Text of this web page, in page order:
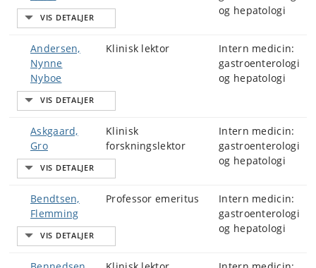
og hepatologi
Andersen,
Nynne
Nyboe
Klinisk lektor
Intern medicin:
gastroenterologi
og hepatologi
Askgaard,
Gro
Klinisk
forskningslektor
Intern medicin:
gastroenterologi
og hepatologi
Bendtsen,
Flemming
Professor emeritus
Intern medicin:
gastroenterologi
og hepatologi